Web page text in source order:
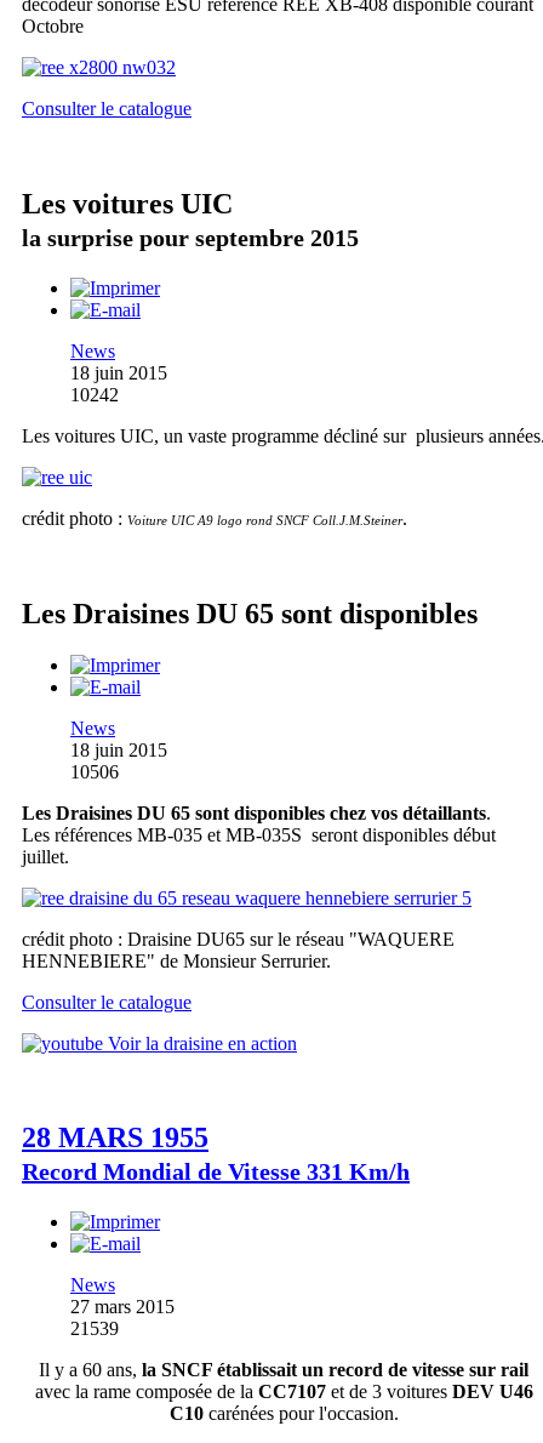
décodeur sonorisé ESU référence REE XB-408 disponible courant
Octobre
Consulter le catalogue
Les voitures UIC
la surprise pour septembre 2015
News
18 juin 2015
10242
Les voitures UIC, un vaste programme décliné sur plusieurs
crédit photo : Voiture UIC A9 logo rond SNCF Coll.J.M.Steiner.
Les Draisines DU 65 sont disponibles
News
18 juin 2015
10506
Les Draisines DU 65 sont disponibles chez vos détaillants.
Les références MB-035 et MB-035S seront disponibles début
juillet.
crédit photo : Draisine DU65 sur le réseau "WAQUERE
HENNEBIERE" de Monsieur Serrurier.
Consulter le catalogue
Voir la draisine en action
28 MARS 1955
Record Mondial de Vitesse 331 Km/h
News
27 mars 2015
21539
Il y a 60 ans, la SNCF établissait un record de vitesse sur rail
avec la rame composée de la CC7107et de 3 voitures DEV U46
C10carénées pour l'occasion.